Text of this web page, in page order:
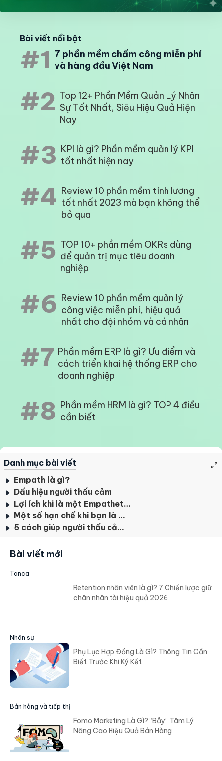
Bài viết nổi bật
#1 7 phần mềm chấm công miễn phí
và hàng đầu Việt Nam
#2 Top 12+ Phần Mềm Quản Lý Nhân
Sự Tốt Nhất, Siêu Hiệu Quả Hiện
Nay
#3 KPI là gì? Phần mềm quản lý KPI
tốt nhất hiện nay
#4 Review 10 phần mềm tính lương
tốt nhất 2023 mà bạn không thể
bỏ qua
#5 TOP 10+ phần mềm OKRs dùng
để quản trị mục tiêu doanh
nghiệp
#6 Review 10 phần mềm quản lý
công việc miễn phí, hiệu quả
nhất cho đội nhóm và cá nhân
#7 Phần mềm ERP là gì? Ưu điểm và
cách triển khai hệ thống ERP cho
doanh nghiệp
#8 Phần mềm HRM là gì? TOP 4 điều
cần biết
Danh mục bài viết
Empath là gì?
Dấu hiệu người thấu cảm
Lợi ích khi là một Empathetic person là gì?
Một số hạn chế khi bạn là một Empath
5 cách giúp người thấu cảm cân bằng cuộc sống
Bài viết mới
Tanca
Retention nhân viên là gì? 7 Chiến lược giữ
chân nhân tài hiệu quả 2026
Nhân sự
Phụ Lục Hợp Đồng Là Gì? Thông Tin Cần
Biết Trước Khi Ký Kết
Bán hàng và tiếp thị
Fomo Marketing Là Gì? “Bẫy” Tâm Lý
Nâng Cao Hiệu Quả Bán Hàng